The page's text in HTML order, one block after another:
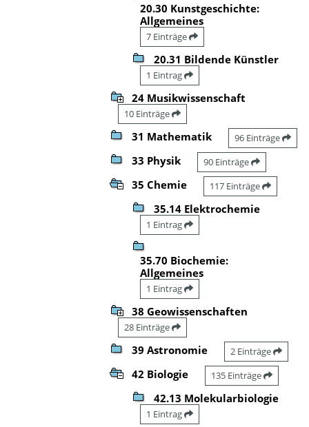
20.30 Kunstgeschichte:
Allgemeines
7 Einträge
20.31 Bildende Künstler
1 Eintrag
24 Musikwissenschaft
10 Einträge
31 Mathematik 96 Einträge
33 Physik 90 Einträge
35 Chemie 117 Einträge
35.14 Elektrochemie
1 Eintrag
35.70 Biochemie:
Allgemeines
1 Eintrag
38 Geowissenschaften
28 Einträge
39 Astronomie 2 Einträge
42 Biologie 135 Einträge
42.13 Molekularbiologie
1 Eintrag